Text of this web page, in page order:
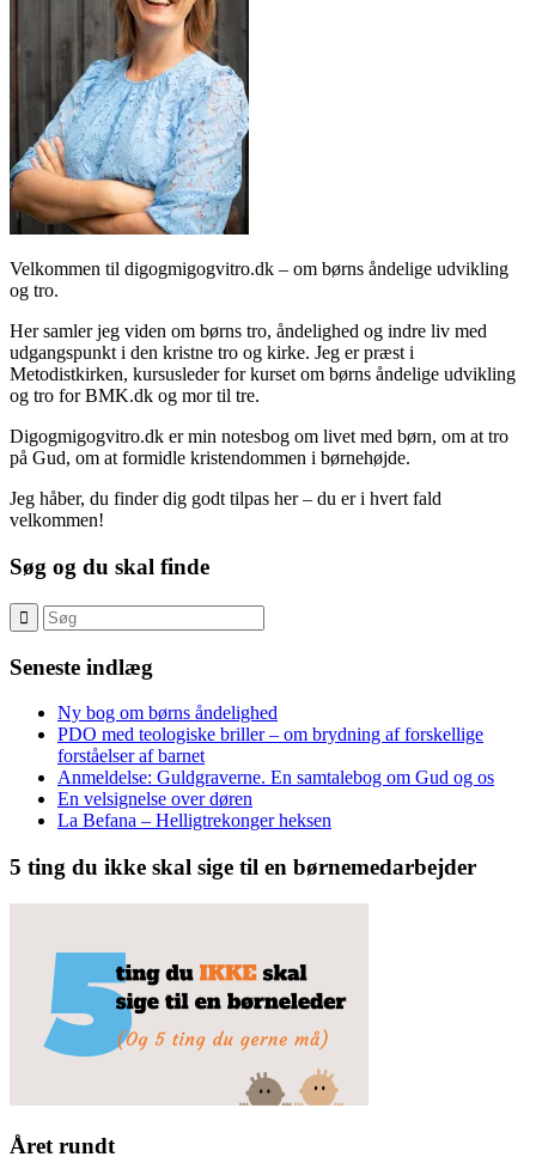
Velkommen til digogmigogvitro.dk – om børns åndelige udvikling
og tro.
Her samler jeg viden om børns tro, åndelighed og indre liv med
udgangspunkt i den kristne tro og kirke. Jeg er præst i
Metodistkirken, kursusleder for kurset om børns åndelige udvikling
og tro for BMK.dk og mor til tre.
Digogmigogvitro.dk er min notesbog om livet med børn, om at tro
på Gud, om at formidle kristendommen i børnehøjde.
Jeg håber, du finder dig godt tilpas her – du er i hvert fald
velkommen!
Søg og du skal finde
Seneste indlæg
Ny bog om børns åndelighed
PDO med teologiske briller – om brydning af forskellige
forståelser af barnet
Anmeldelse: Guldgraverne. En samtalebog om Gud og os
En velsignelse over døren
La Befana – Helligtrekonger heksen
5 ting du ikke skal sige til en børnemedarbejder
Året rundt